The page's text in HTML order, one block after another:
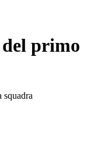
del primo
squadra